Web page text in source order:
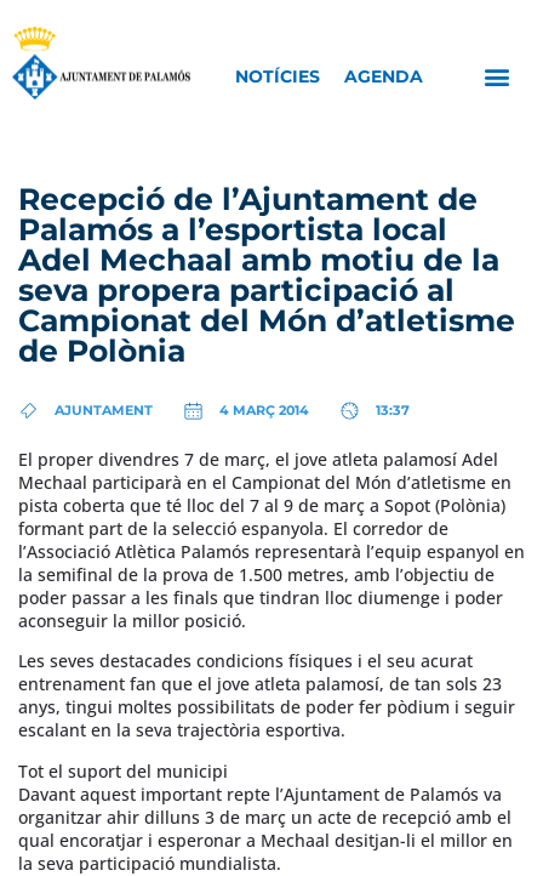
NOTÍCIES AGENDA
Recepció de l’Ajuntament de
Palamós a l’esportista local
Adel Mechaal amb motiu de la
seva propera participació al
Campionat del Món d’atletisme
de Polònia
AJUNTAMENT 4 MARÇ 2014 13:37
El proper divendres 7 de març, el jove atleta palamosí Adel
Mechaal participarà en el Campionat del Món d’atletisme en
pista coberta que té lloc del 7 al 9 de març a Sopot (Polònia)
formant part de la selecció espanyola. El corredor de
l’Associació Atlètica Palamós representarà l’equip espanyol en
la semifinal de la prova de 1.500 metres, amb l’objectiu de
poder passar a les finals que tindran lloc diumenge i poder
aconseguir la millor posició.
Les seves destacades condicions físiques i el seu acurat
entrenament fan que el jove atleta palamosí, de tan sols 23
anys, tingui moltes possibilitats de poder fer pòdium i seguir
escalant en la seva trajectòria esportiva.
Tot el suport del municipi
Davant aquest important repte l’Ajuntament de Palamós va
organitzar ahir dilluns 3 de març un acte de recepció amb el
qual encoratjar i esperonar a Mechaal desitjan-li el millor en
la seva participació mundialista.